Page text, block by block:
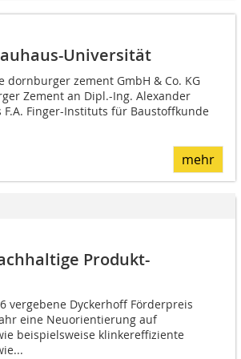
Universität
dornburger zement GmbH & Co. KG
Zement an Dipl.-Ing. Alexander
F.A. Finger-Instituts für Baustoffkunde
mehr
Produkt-
vergebene Dyckerhoff Förderpreis
eine Neuorientierung auf
beispielsweise klinkereffiziente